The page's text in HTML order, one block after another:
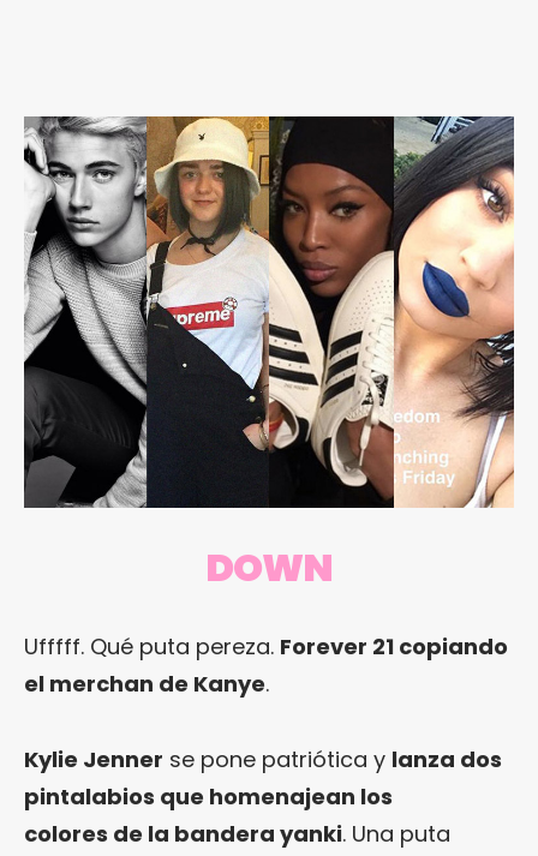
DOWN
Ufffff. Qué puta pereza. Forever 21 copiando
el merchan de Kanye.
Kylie Jenner se pone patriótica y lanza dos
pintalabios que homenajean los
colores de la bandera yanki. Una puta